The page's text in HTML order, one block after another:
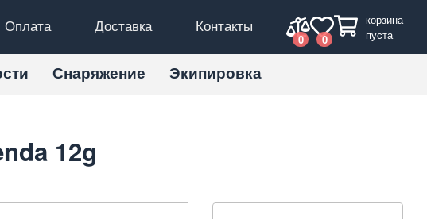
Оплата Доставка Контакты
0 0
корзина
пуста
Снаряжение Экипировка
12g